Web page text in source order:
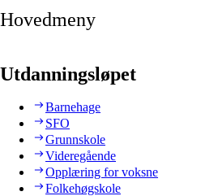
Hovedmeny
Utdanningsløpet
Barnehage
SFO
Grunnskole
Videregående
Opplæring for voksne
Folkehøgskole